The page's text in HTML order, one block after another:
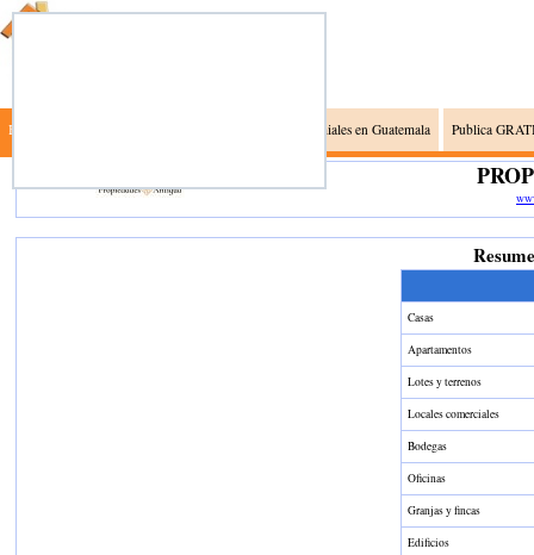
Busca Inmuebles Gremiales en Guatemala Publica
Casas
Apartamentos
Lotes y terrenos
Locales comerciales
Bodegas
Oficinas
Granjas y fincas
Edificios